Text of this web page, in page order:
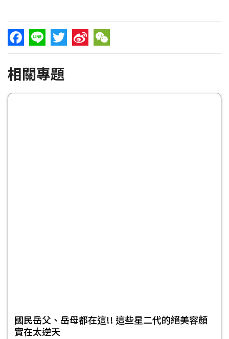
Facebook
Line TwitterSina WeChat
相關專題
國民岳父、岳母都在這!! 這些星二代的絕美容顏
實在太逆天